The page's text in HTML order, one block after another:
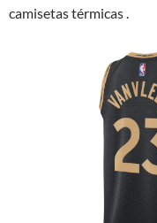
camisetas térmicas .